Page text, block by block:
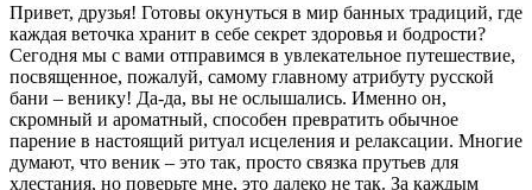
Привет, друзья! Готовы окунуться в мир банных традиций, где
каждая веточка хранит в себе секрет здоровья и бодрости?
Сегодня мы с вами отправимся в увлекательное путешествие,
посвященное, пожалуй, самому главному атрибуту русской
бани – венику! Да-да, вы не ослышались. Именно он,
скромный и ароматный, способен превратить обычное
парение в настоящий ритуал исцеления и релаксации. Многие
думают, что веник – это так, просто связка прутьев для
хлестания, но поверьте мне, это далеко не так. За каждым